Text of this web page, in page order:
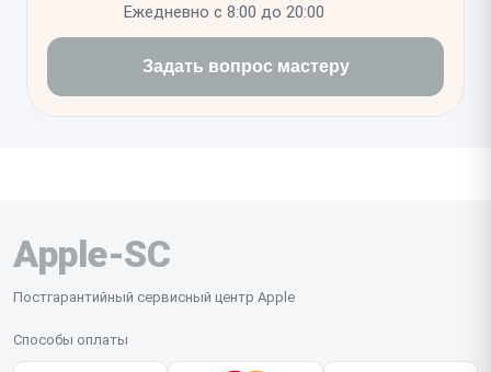
Ежедневно с 8:00 до 20:00
Задать вопрос мастеру
Apple-SC
Постгарантийный сервисный центр Apple
Способы оплаты